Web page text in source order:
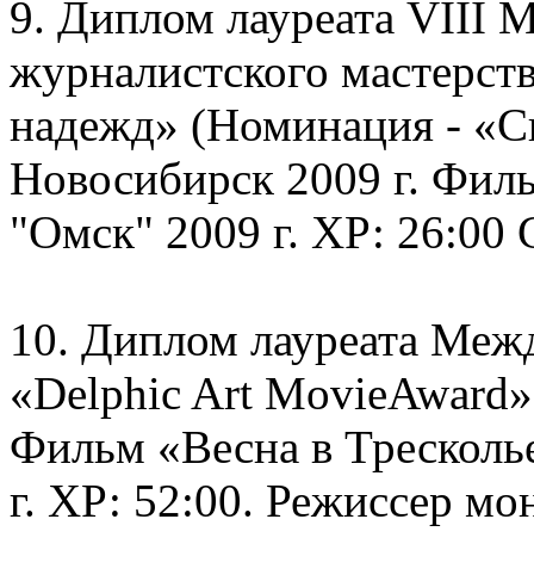
9. Диплом лауреата VIII
журналистского
надежд» (Номинация -
Новосибирск 2009 г.
"Омск" 2009 г. ХР: 26:00
10. Диплом лауреата
«Delphic Art
Фильм «Весна в
г. ХР: 52:00. Режиссер